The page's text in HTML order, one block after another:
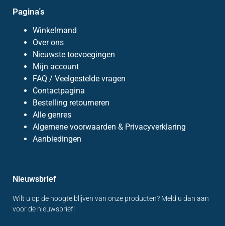
Pagina's
Winkelmand
Over ons
Nieuwste toevoegingen
Mijn account
FAQ / Veelgestelde vragen
Contactpagina
Bestelling retourneren
Alle genres
Algemene voorwaarden & Privacyverklaring
Aanbiedingen
Nieuwsbrief
Wilt u op de hoogte blijven van onze producten? Meld u dan aan
voor de nieuwsbrief!